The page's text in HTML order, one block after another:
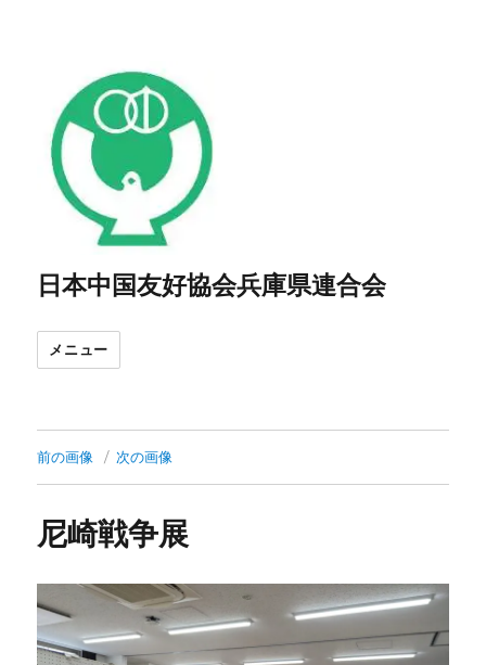
日本中国友好協会兵庫県連合会
メニュー
前の画像 次の画像
尼崎戦争展